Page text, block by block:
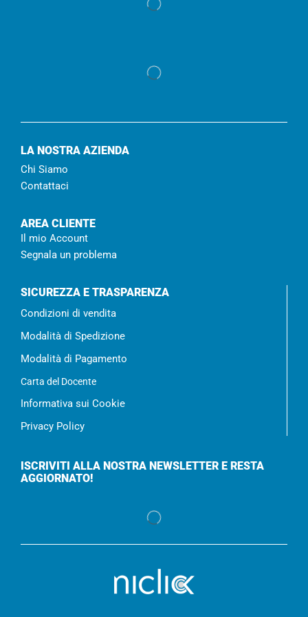
LA NOSTRA AZIENDA
Chi Siamo
Contattaci
AREA CLIENTE
Il mio Account
Segnala un problema
SICUREZZA E TRASPARENZA
Condizioni di vendita
Modalità di Spedizione
Modalità di Pagamento
Carta del Docente
Informativa sui Cookie
Privacy Policy
ISCRIVITI ALLA NOSTRA NEWSLETTER E RESTA
AGGIORNATO!